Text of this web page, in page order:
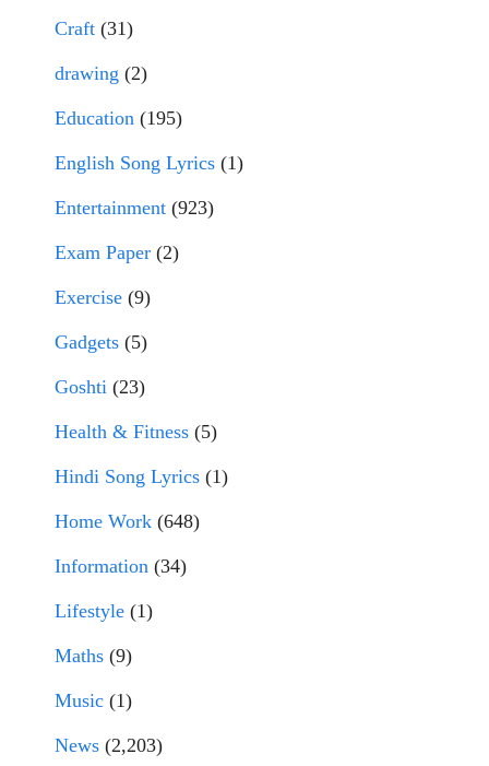
Craft (31)
drawing (2)
Education (195)
English Song Lyrics (1)
Entertainment (923)
Exam Paper (2)
Exercise (9)
Gadgets (5)
Goshti (23)
Health & Fitness (5)
Hindi Song Lyrics (1)
Home Work (648)
Information (34)
Lifestyle (1)
Maths (9)
Music (1)
News (2,203)